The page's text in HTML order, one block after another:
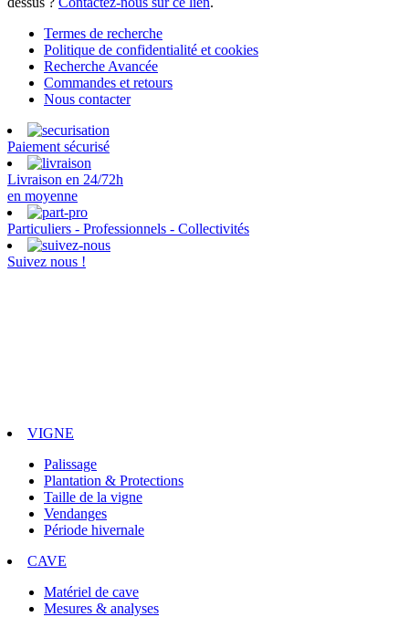
Termes de recherche
Politique de confidentialité et cookies
Recherche Avancée
Commandes et retours
Nous contacter
Paiement sécurisé
Livraison en 24/72h
en moyenne
Particuliers - Professionnels - Collectivités
Suivez nous !
VIGNE
Palissage
Plantation & Protections
Taille de la vigne
Vendanges
Période hivernale
CAVE
Matériel de cave
Mesures & analyses